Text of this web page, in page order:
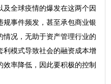
全球疫情的爆发在这两个因
规事件频发，甚至承包商业银
情况，无助于资产管理行业的
利模式导致社会的融资成本增
率降低，因此要积极的控制